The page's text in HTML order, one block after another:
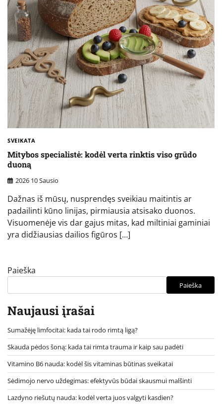
SVEIKATA
Mitybos specialistė: kodėl verta rinktis viso grūdo
duoną
2026 10 Sausio
Dažnas iš mūsų, nusprendęs sveikiau maitintis ar
padailinti kūno linijas, pirmiausia atsisako duonos.
Visuomenėje vis dar gajus mitas, kad miltiniai gaminiai
yra didžiausias dailios figūros […]
Paieška
Paieška
Naujausi įrašai
Sumažėję limfocitai: kada tai rodo rimtą ligą?
Skauda pėdos šoną: kada tai rimta trauma ir kaip sau padėti
Vitamino B6 nauda: kodėl šis vitaminas būtinas sveikatai
Sėdimojo nervo uždegimas: efektyvūs būdai skausmui malšinti
Lazdyno riešutų nauda: kodėl verta juos valgyti kasdien?